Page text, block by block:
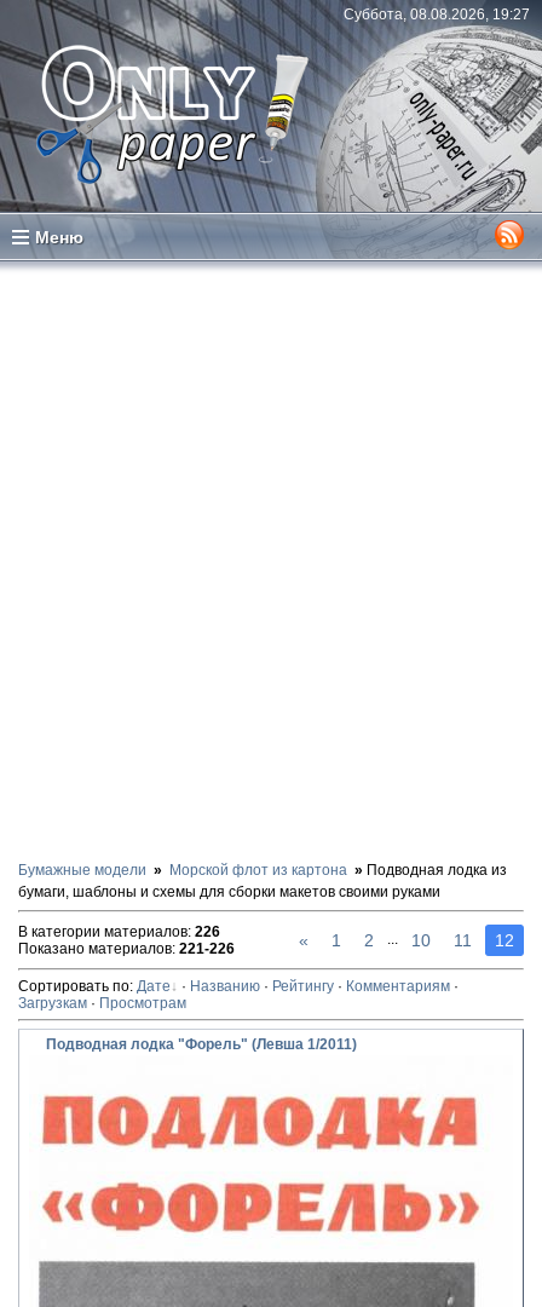
Суббота, 08.08.2026, 19:27
Меню
Бумажные модели Морской флот из картона
Подводная лодка из
бумаги, шаблоны и схемы для сборки макетов своими руками
В категории материалов: 226
Показано материалов: 221-226 « 1 2 ... 10 11 12
Сортировать по: Дате · Названию · Рейтингу · Комментариям ·
Загрузкам · Просмотрам
Подводная лодка "Форель" (Левша 1/2011)